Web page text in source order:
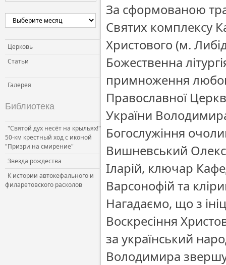
Церковь
Статьи
Галерея
Библиотека
"Святой дух несёт на крыльях!"
50-км крестный ход с иконой
"Призри на смирение"
Звезда рождества
К истории автокефального и
филаретовского расколов
За сформованою
Святих комплексу
Христового (м.
Божественна
примноження
Православної
України
Богослужіння
Вишневський
Іларій, ключар
Варсонофій та
Нагадаємо, що з
Воскресіння
за український
Володимира